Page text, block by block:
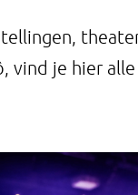
vind je hier